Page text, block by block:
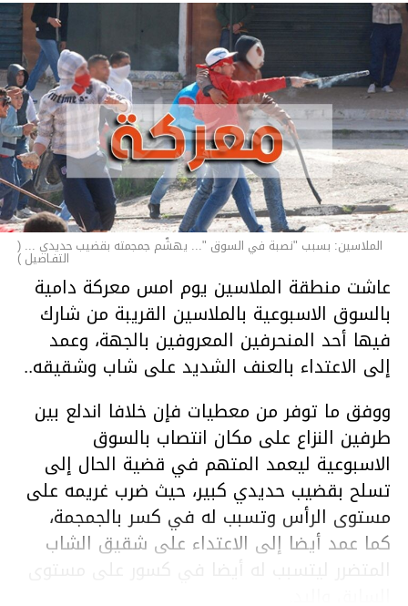
الملاسين: بسبب "نصبة في السوق "... يهشّم جمجمته بقضيب حديدي ... (
التفـاصيل )
عاشت منطقة الملاسين يوم امس معركة دامية
بالسوق الاسبوعية بالملاسين القريبة من شارك
فيها أحد المنحرفين المعروفين بالجهة، وعمد
إلى الاعتداء بالعنف الشديد على شاب وشقيقه..
ووفق ما توفر من معطيات فإن خلافا اندلع بين
طرفين النزاع على مكان انتصاب بالسوق
الاسبوعية ليعمد المتهم في قضية الحال إلى
تسلح بقضيب حديدي كبير، حيث ضرب غريمه على
مستوى الرأس وتسبب له في كسر بالجمجمة،
كما عمد أيضا إلى الاعتداء على شقيق الشاب
المتضرر ليتسبب له أيضا في كسور على مستوى